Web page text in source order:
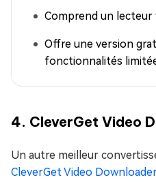
Comprend un lecteur
Offre une version
fonctionnalités
4. CleverGet Video
Un autre meilleur
CleverGet Video Downloader